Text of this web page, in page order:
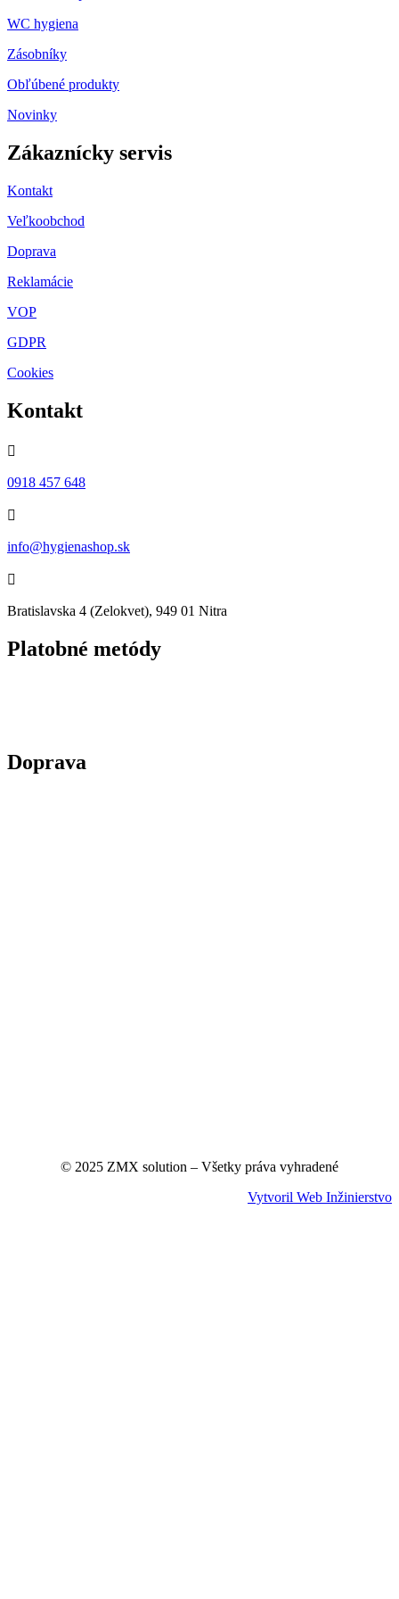
WC hygiena
Zásobníky
Obľúbené produkty
Novinky
Zákaznícky servis
Kontakt
Veľkoobchod
Doprava
Reklamácie
VOP
GDPR
Cookies
Kontakt

0918 457 648

info@hygienashop.sk

Bratislavska 4 (Zelokvet), 949 01 Nitra
Platobné metódy
Doprava
© 2025 ZMX solution – Všetky práva vyhradené
Vytvoril Web Inžinierstvo